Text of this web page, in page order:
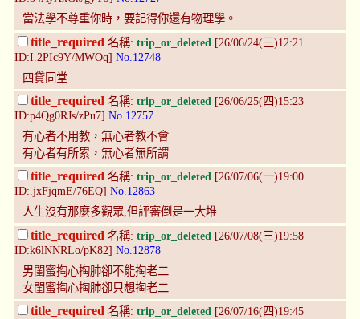
當法學不尊重你時，要記得你還有物理學。
title_required 名稱: trip_or_deleted [26/06/24(三)12:21
ID:I.2PIc9Y/MWOq] No.12748
四貸同堂
title_required 名稱: trip_or_deleted [26/06/25(四)15:23
ID:p4Qg0RJs/zPu7] No.12757
有心者不用教，無心者教不會
有心者有所累，無心者無所謂
title_required 名稱: trip_or_deleted [26/07/06(一)19:00
ID:.jxFjqmE/76EQ] No.12863
人生沒有那麼多觀眾,但評審倒是一大堆
title_required 名稱: trip_or_deleted [26/07/08(三)19:58
ID:k6lNNRLo/pK82] No.12878
男閨蜜掏心掏肺卻不能掏老二
女閨蜜掏心掏肺卻只想掏老二
title_required 名稱: trip_or_deleted [26/07/16(四)19:45